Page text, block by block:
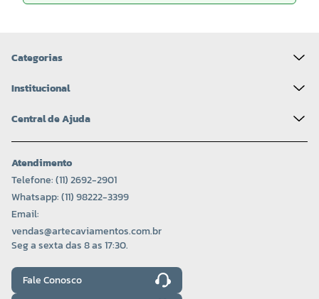
Categorias
Institucional
Central de Ajuda
Atendimento
Telefone: (11) 2692-2901
Whatsapp: (11) 98222-3399
Email:
vendas@artecaviamentos.com.br
Seg a sexta das 8 as 17:30.
Fale Conosco